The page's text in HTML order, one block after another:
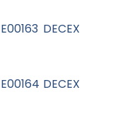
E00163 DECEX
E00164 DECEX